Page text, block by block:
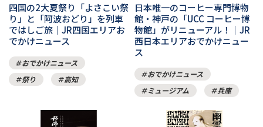
四国の2大夏祭り「よさこい祭
り」と「阿波おどり」を列車
ではしご旅｜JR四国エリアお
でかけニュース
おでかけニュース
祭り
高知
日本唯一のコーヒー専門博物
館・神戸の「UCC コーヒー博
物館」がリニューアル！｜JR
西日本エリアおでかけニュー
ス
おでかけニュース
ミュージアム
兵庫